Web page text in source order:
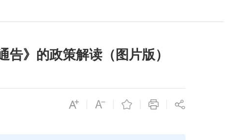
告》的政策解读（图片版）